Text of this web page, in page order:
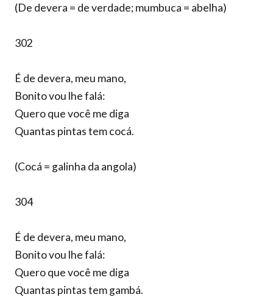
(De devera = de verdade; mumbuca = abelha)
302
É de devera, meu mano,
Bonito vou lhe falá:
Quero que você me diga
Quantas pintas tem cocá.
(Cocá = galinha da angola)
304
É de devera, meu mano,
Bonito vou lhe falá:
Quero que você me diga
Quantas pintas tem gambá.